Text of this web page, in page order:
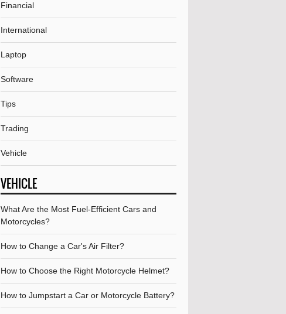
Financial
International
Laptop
Software
Tips
Trading
Vehicle
VEHICLE
What Are the Most Fuel-Efficient Cars and
Motorcycles?
How to Change a Car's Air Filter?
How to Choose the Right Motorcycle Helmet?
How to Jumpstart a Car or Motorcycle Battery?